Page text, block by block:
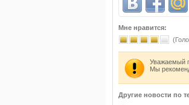
Мне нравится:
Уважаемый
Мы
Другие новости по